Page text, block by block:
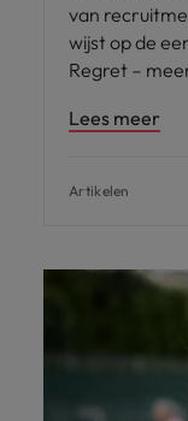
van
wijst op de
Regret –
Lees meer
Artikelen